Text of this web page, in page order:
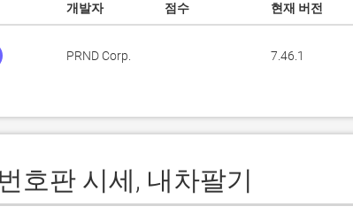
개발자 점수 현재 버전
PRND Corp. 7.46.1
호판 시세, 내차팔기